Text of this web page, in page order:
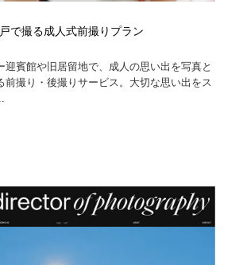
で撮る成人式前撮りプラン
迎賓館や旧居留地で、成人の思い出を写真と
前撮り・後撮りサービス。大切な思い出をス